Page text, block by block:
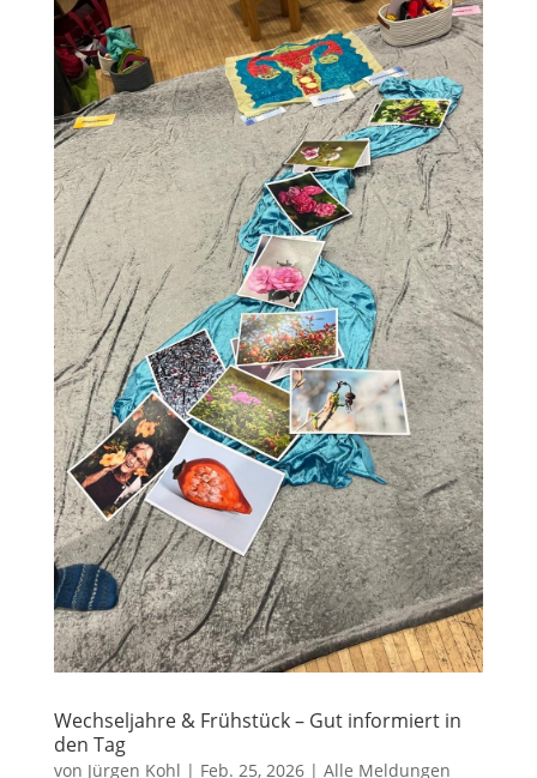
Wechseljahre & Frühstück – Gut informiert in
den Tag
von Jürgen Kohl | Feb. 25, 2026| Alle Meldungen